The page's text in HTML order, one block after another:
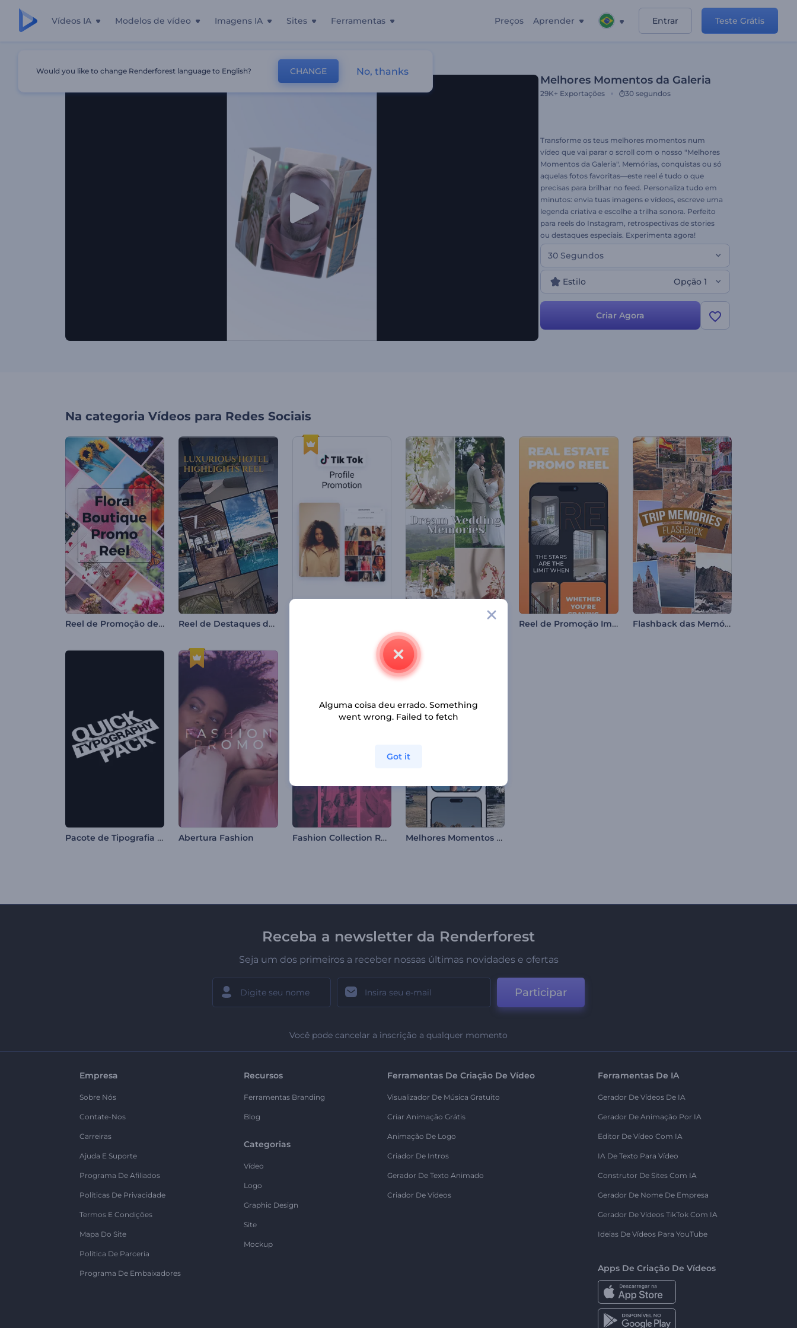
Vídeos IA Modelos de vídeo Imagens IA Sites Ferramentas Preços Aprender Entrar Teste Grátis
Melhores Momentos da Galeria
29K+ Exportações 30 segundos
Transforme os teus melhores momentos num
vídeo que vai parar o scroll com o nosso "Melhores
Momentos da Galeria". Memórias, conquistas ou só
aquelas fotos favoritas—este reel é tudo o que
precisas para brilhar no feed. Personaliza tudo em
minutos: envia tuas imagens e vídeos, escreve uma
legenda criativa e escolhe a trilha sonora. Perfeito
para reels do Instagram, retrospectivas de stories
ou destaques especiais. Experimenta agora!
30 Segundos
Estilo Opção 1
Criar Agora
Na categoria Vídeos para Redes Sociais
Reel de Promoção de Boutique Floral Reel de Destaques de Hotel Luxuoso Reel de Promoção Imobiliária Flashback das Memórias da Viagem
Pacote de Tipografia Rápida Abertura Fashion Fashion Collection Reel Melhores Momentos de Viagem de Todos os Tempos
Receba a newsletter da Renderforest
Seja um dos primeiros a receber nossas últimas novidades e ofertas
Participar
Você pode cancelar a inscrição a qualquer momento
Empresa
Sobre Nós
Contate-Nos
Carreiras
Ajuda E Suporte
Programa De Afiliados
Políticas De Privacidade
Termos E Condições
Mapa Do Site
Política De Parceria
Programa De Embaixadores
Recursos
Ferramentas Branding
Blog
Categorias
Vídeo
Logo
Graphic Design
Site
Mockup
Ferramentas De Criação De Vídeo
Visualizador De Música Gratuito
Criar Animação Grátis
Animação De Logo
Criador De Intros
Gerador De Texto Animado
Criador De Vídeos
Ferramentas De IA
Gerador De Vídeos De IA
Gerador De Animação Por IA
Editor De Vídeo Com IA
IA De Texto Para Vídeo
Construtor De Sites Com IA
Gerador De Nome De Empresa
Gerador De Vídeos TikTok Com IA
Ideias De Vídeos Para YouTube
Apps De Criação De Vídeos
Would you like to change Renderforest language to English? CHANGE No, thanks
Alguma coisa deu errado. Something
went wrong. Failed to fetch
Got it